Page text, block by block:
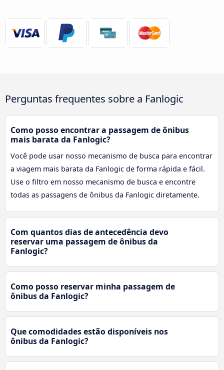
Perguntas frequentes sobre a Fanlogic
Como posso encontrar a passagem de ônibus
mais barata da Fanlogic?
Você pode usar nosso mecanismo de busca para encontrar
a viagem mais barata da Fanlogic de forma rápida e fácil.
Use o filtro em nosso mecanismo de busca e encontre
todas as passagens de ônibus da Fanlogic diretamente.
Com quantos dias de antecedência devo
reservar uma passagem de ônibus da
Fanlogic?
Como posso reservar minha passagem de
ônibus da Fanlogic?
Que comodidades estão disponíveis nos
ônibus da Fanlogic?